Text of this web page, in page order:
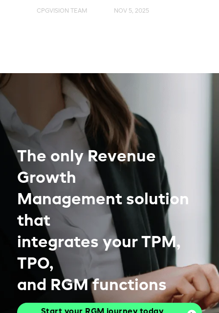
CPGVISION TEAM NOV 5, 2025
The only Revenue
Growth
Management solution
that
integrates your TPM,
TPO,
and RGM functions